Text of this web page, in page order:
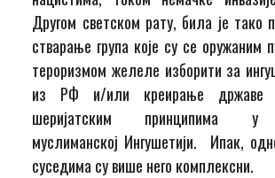
Другом светском рату, била је тако
стварање група које су се оружаним
тероризмом желеле изборити за
из РФ и/или креирање државе
шеријатским принципима у
муслиманској Ингушетији. Ипак,
суседима су више него комплексни.